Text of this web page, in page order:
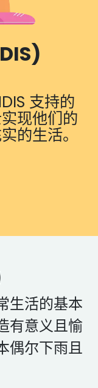
支持的
现他们的
的生活。
生活的基本
有意义且愉
偶尔下雨且